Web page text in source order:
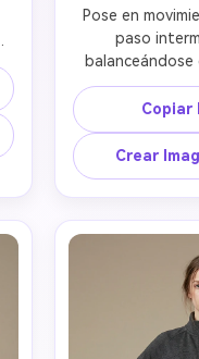
hombros, consistencia de identidad
Pose en
paso
balanceándose
movimiento
completo,
realista,
Copiar
Crear